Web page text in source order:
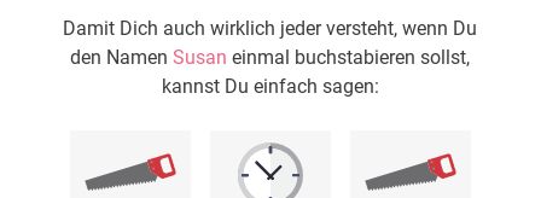
Damit Dich auch wirklich jeder versteht, wenn Du
den NamenSusan einmal buchstabieren sollst,
kannst Du einfach sagen: